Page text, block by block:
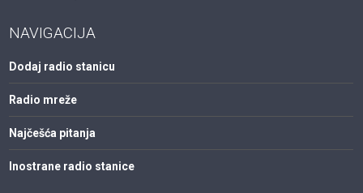
NAVIGACIJA
Dodaj radio stanicu
Radio mreže
Najčešća pitanja
Inostrane radio stanice